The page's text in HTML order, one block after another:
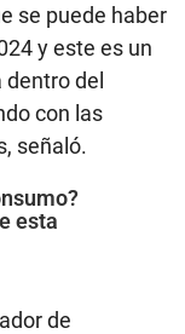
se puede haber
y este es un
del
con las
señaló.
esta
de